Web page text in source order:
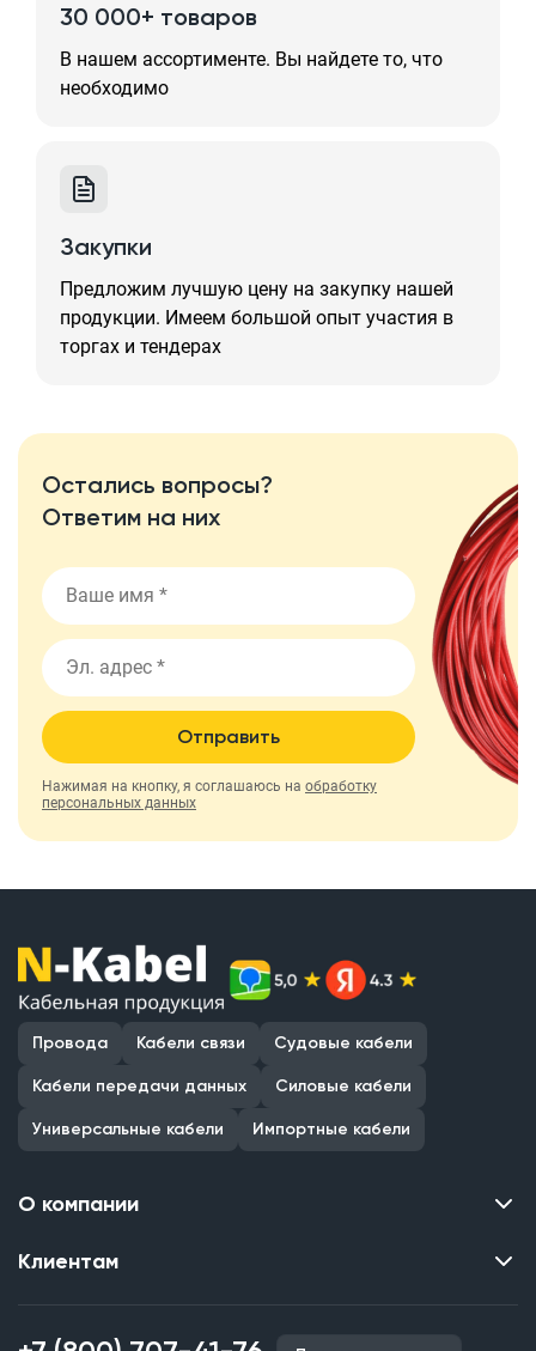
30 000+ товаров
В нашем ассортименте. Вы найдете то, что
необходимо
Закупки
Предложим лучшую цену на закупку нашей
продукции. Имеем большой опыт участия в
торгах и тендерах
Остались вопросы?
Ответим на них
Отправить
Нажимая на кнопку, я соглашаюсь на обработку
персональных данных
Провода Кабели связи Судовые кабели
Кабели передачи данных Силовые кабели
Универсальные кабели Импортные кабели
О компании
Контакты
Наши объекты
Клиентам